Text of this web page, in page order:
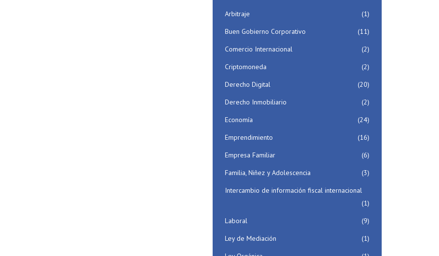
Arbitraje
(1)
Buen Gobierno Corporativo
(11)
Comercio Internacional
(2)
Criptomoneda
(2)
Derecho Digital
(20)
Derecho Inmobiliario
(2)
Economía
(24)
Emprendimiento
(16)
Empresa Familiar
(6)
Familia, Niñez y Adolescencia
(3)
Intercambio de información fiscal internacional
(1)
Laboral
(9)
Ley de Mediación
(1)